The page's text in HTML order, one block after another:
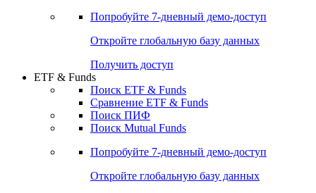
Попробуйте 7-дневный демо-доступ
Откройте глобальную базу данных
Получить доступ
ETF & Funds
Поиск ETF & Funds
Сравнение ETF & Funds
Поиск ПИФ
Поиск Mutual Funds
Попробуйте 7-дневный демо-доступ
Откройте глобальную базу данных